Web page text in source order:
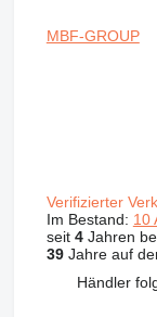
MBF-GROUP
Verifizierter
Im Bestand: 10
seit 4Jahren
39Jahre auf
Händler